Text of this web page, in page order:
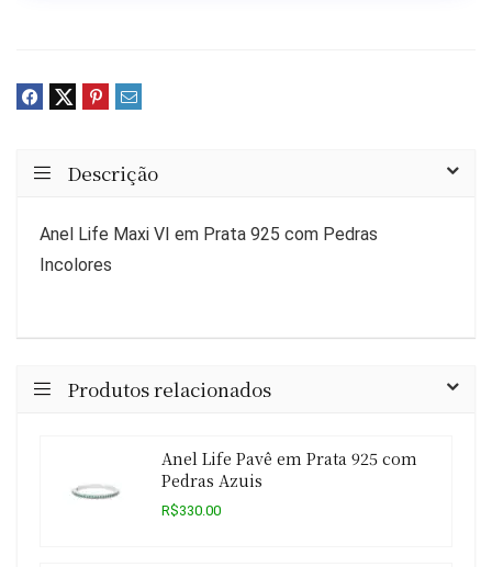
Descrição
Anel Life Maxi VI em Prata 925 com Pedras
Incolores
Produtos relacionados
Anel Life Pavê em Prata 925 com
Pedras Azuis
R$330.00